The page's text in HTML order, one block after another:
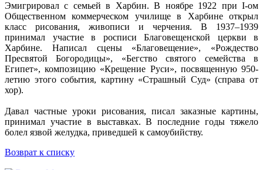
Эмигрировал с семьей в Харбин. В ноябре 1922 при I-ом
Общественном коммерческом училище в Харбине открыл
класс рисования, живописи и черчения. В 1937–1939
принимал участие в росписи Благовещенской церкви в
Харбине. Написал сцены «Благовещение», «Рождество
Пресвятой Богородицы», «Бегство святого семейства в
Египет», композицию «Крещение Руси», посвященную 950-
летию этого события, картину «Страшный Суд» (справа от
хор).
Давал частные уроки рисования, писал заказные картины,
принимал участие в выставках. В последние годы тяжело
болел язвой желудка, приведшей к самоубийству.
Возврат к списку